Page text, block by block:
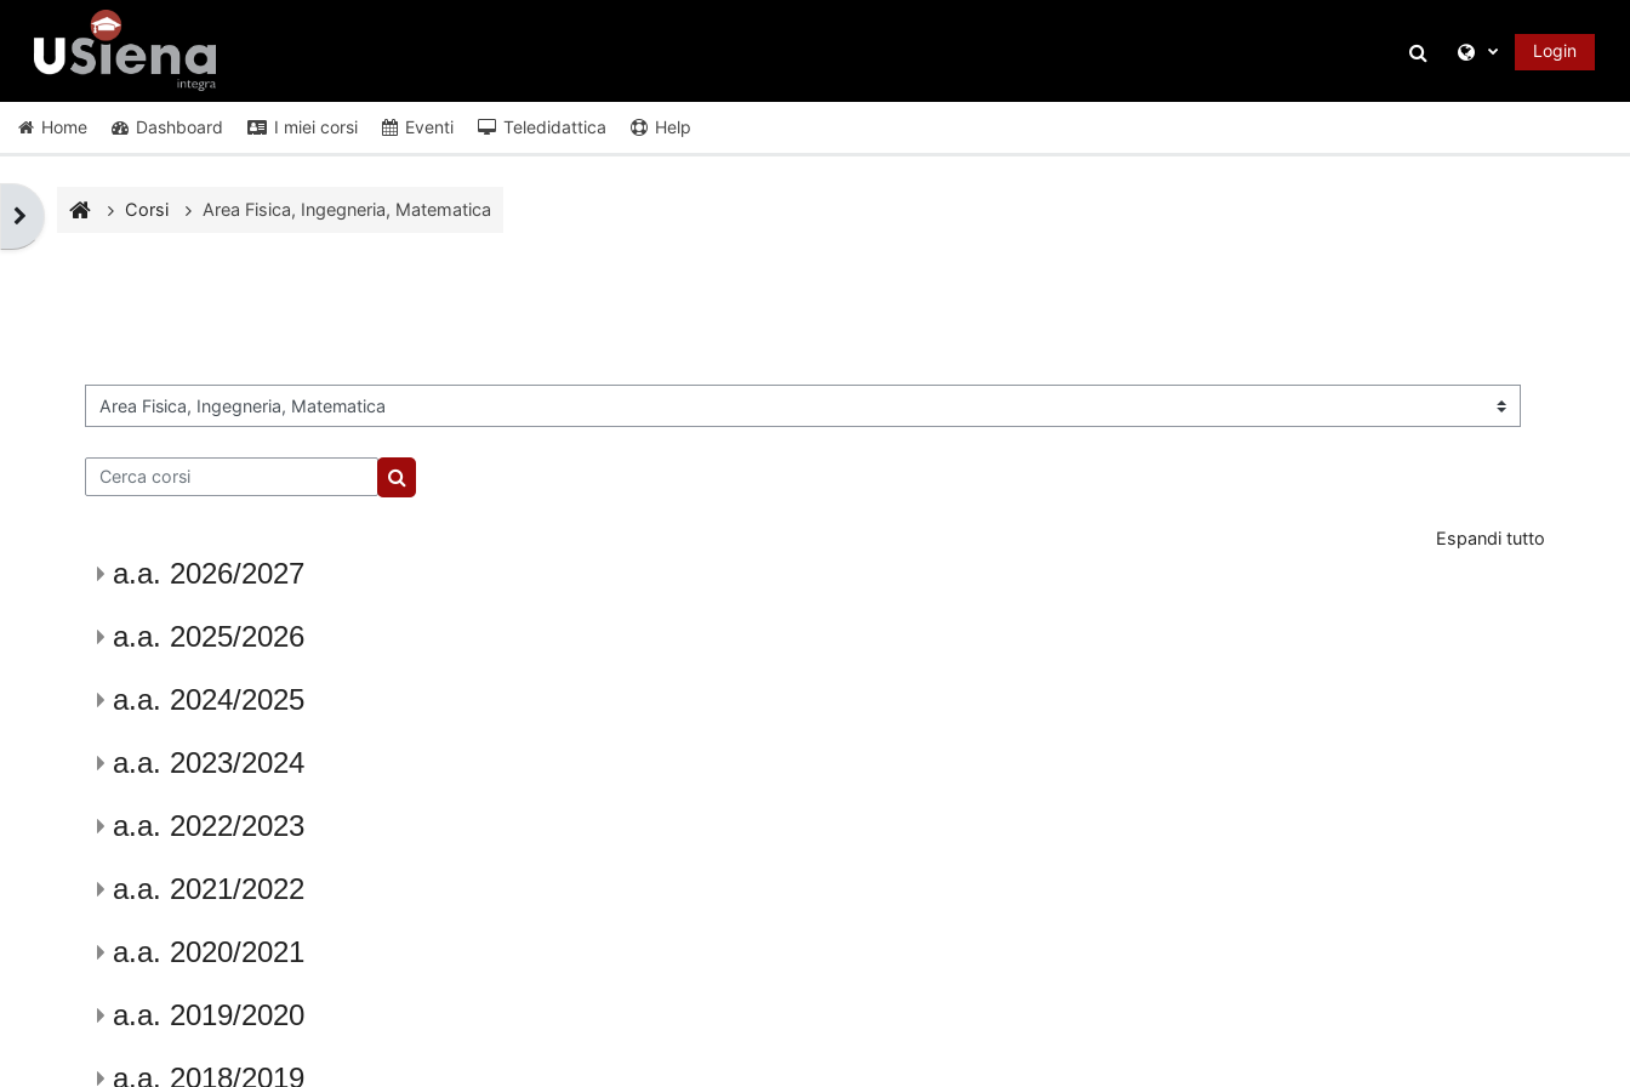
Vai al contenuto principale
Attiva/disattiva
Login
Home Dashboard I miei corsi Eventi Teledidattica Help
Apri il cassetto del blocco
Corsi Area Fisica, Ingegneria, Matematica
Categorie di corso
Cerca corsi
Cerca corsi
Espandi tutto
a.a. 2026/2027
a.a. 2025/2026
a.a. 2024/2025
a.a. 2023/2024
a.a. 2022/2023
a.a. 2021/2022
a.a. 2020/2021
a.a. 2019/2020
a.a. 2018/2019